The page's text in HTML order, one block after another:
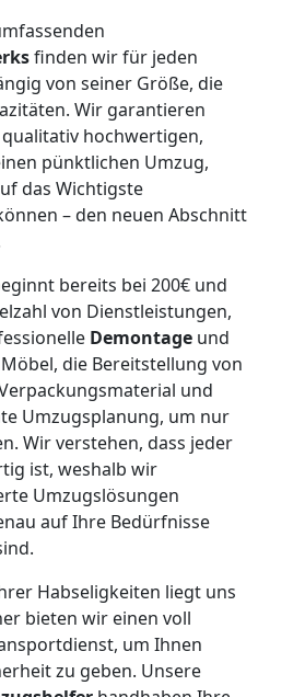
finden wir für jeden
von seiner Größe, die
Wir garantieren
hochwertigen,
pünktlichen Umzug,
das Wichtigste
– den neuen Abschnitt
bereits bei 200€ und
von Dienstleistungen,
Demontage und
die Bereitstellung von
und
Umzugsplanung, um nur
Wir verstehen, dass jeder
ist, weshalb wir
Umzugslösungen
auf Ihre Bedürfnisse
Habseligkeiten liegt uns
bieten wir einen voll
um Ihnen
zu geben. Unsere